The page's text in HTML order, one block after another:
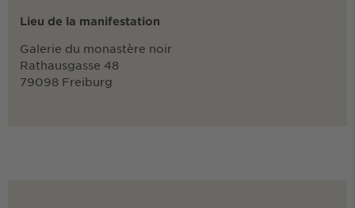
Lieu de la manifestation
Galerie du monastère noir
Rathausgasse 48
79098 Freiburg